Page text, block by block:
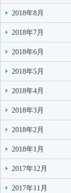
2018年8月
2018年7月
2018年6月
2018年5月
2018年4月
2018年3月
2018年2月
2018年1月
2017年12月
2017年11月